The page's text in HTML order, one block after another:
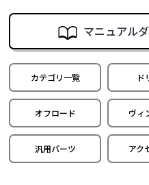
マニュアル
カテゴリ一覧 ド
オフロード ヴィ
汎用パーツ アク